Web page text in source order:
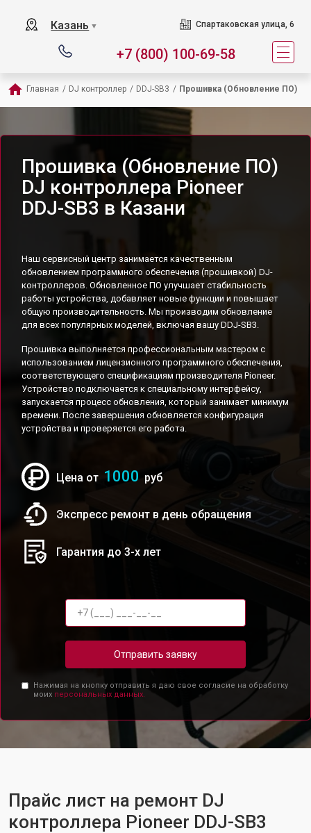
Казань ▼ Спартаковская улица, 6
+7 (800) 100-69-58
Главная / DJ контроллер / DDJ-SB3 / Прошивка (Обновление ПО)
Прошивка (Обновление ПО)
DJ контроллера Pioneer
DDJ-SB3 в Казани
Наш сервисный центр занимается качественным
обновлением программного обеспечения (прошивкой) DJ-
контроллеров. Обновленное ПО улучшает стабильность
работы устройства, добавляет новые функции и повышает
общую производительность. Мы производим обновление
для всех популярных моделей, включая вашу DDJ-SB3.
Прошивка выполняется профессиональным мастером с
использованием лицензионного программного обеспечения,
соответствующего спецификациям производителя Pioneer.
Устройство подключается к специальному интерфейсу,
запускается процесс обновления, который занимает минимум
времени. После завершения обновляется конфигурация
устройства и проверяется его работа.
Цена от 1000 руб
Экспресс ремонт в день обращения
Гарантия до 3-х лет
Отправить заявку
Нажимая на кнопку отправить я даю свое согласие на обработку
моих персональных данных.
Прайс лист на ремонт DJ
контроллера Pioneer DDJ-SB3